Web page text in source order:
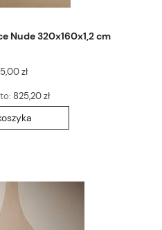
Nude 320x160x1,2 cm
zł
825,20 zł